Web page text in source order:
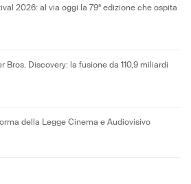
2026: al via oggi la 79ª edizione che ospita
Bros. Discovery: la fusione da 110,9 miliardi
della Legge Cinema e Audiovisivo